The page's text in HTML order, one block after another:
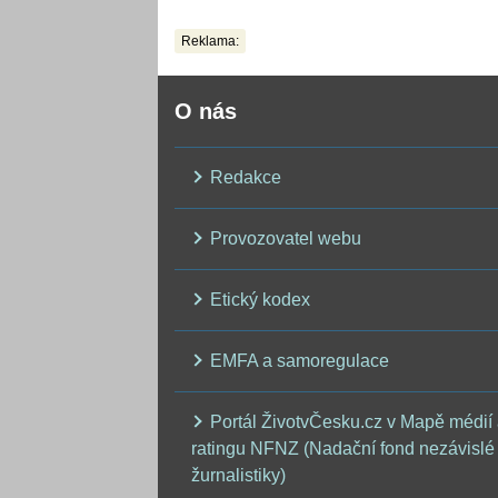
Reklama:
O nás
Redakce
Provozovatel webu
Etický kodex
EMFA a samoregulace
Portál ŽivotvČesku.cz v Mapě médií
ratingu NFNZ (Nadační fond nezávislé
žurnalistiky)